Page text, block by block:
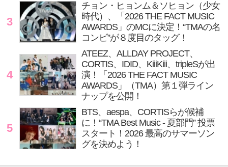
3
チョン・ヒョンム＆ソヒョン（少女
時代）、「2026 THE FACT MUSIC
AWARDS」のMCに決定！“TMAの名
コンビ”が８度目のタッグ！
4
ATEEZ、ALLDAY PROJECT、
CORTIS、IDID、KiiiKiii、tripleSが出
演！「2026 THE FACT MUSIC
AWARDS」（TMA）第１弾ライン
ナップを公開！
5
BTS、aespa、CORTISらが候補
に！“TMA Best Music - 夏部門” 投票
スタート！2026 最高のサマーソン
グを決めよう！